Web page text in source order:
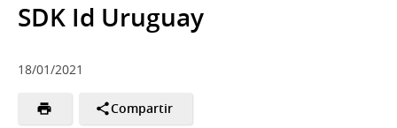
SDK Id Uruguay
18/01/2021
Compartir